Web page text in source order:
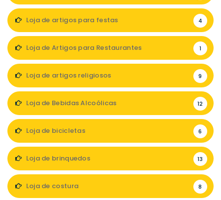
Loja de artigos para festas 4
Loja de Artigos para Restaurantes 1
Loja de artigos religiosos 9
Loja de Bebidas Alcoólicas 12
Loja de bicicletas 6
Loja de brinquedos 13
Loja de costura 8